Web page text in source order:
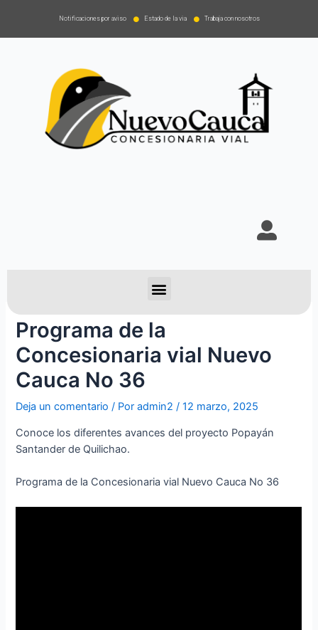
Notificaciones por aviso Estado de la via Trabaja con nosotros
Programa de la
Concesionaria vial Nuevo
Cauca No 36
Deja un comentario / Poradmin2 /12 marzo, 2025
Conoce los diferentes avances del proyecto Popayán
Santander de Quilichao.
Programa de la Concesionaria vial Nuevo Cauca No 36